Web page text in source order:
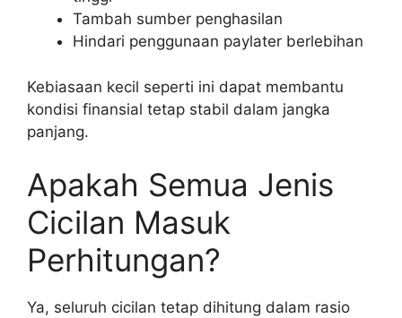
Tambah sumber penghasilan
Hindari penggunaan paylater berlebihan
Kebiasaan kecil seperti ini dapat membantu
kondisi finansial tetap stabil dalam jangka
panjang.
Apakah Semua Jenis
Cicilan Masuk
Perhitungan?
Ya, seluruh cicilan tetap dihitung dalam rasio